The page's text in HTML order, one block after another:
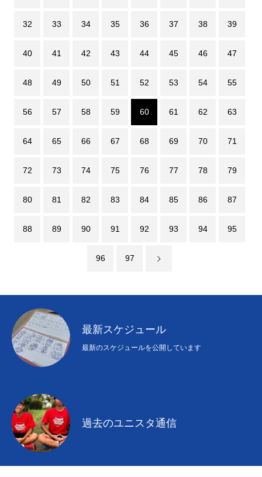
32 33 34 35 36 37 38 39
40 41 42 43 44 45 46 47
48 49 50 51 52 53 54 55
56 57 58 59 60 61 62 63
64 65 66 67 68 69 70 71
72 73 74 75 76 77 78 79
80 81 82 83 84 85 86 87
88 89 90 91 92 93 94 95
96 97
最新スケジュール
最新のスケジュールを公開しています
過去のユニスタ通信